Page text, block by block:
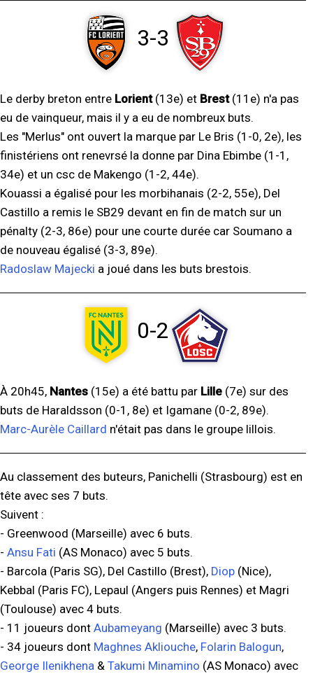
3-3
Le derby breton entre Lorient(13e) et Brest(11e) n'a pas
eu de vainqueur, mais il y a eu de nombreux buts.
Les "Merlus" ont ouvert la marque par Le Bris (1-0, 2e), les
finistériens ont renevrsé la donne par Dina Ebimbe (1-1,
34e) et un csc de Makengo (1-2, 44e).
Kouassi a égalisé pour les morbihanais (2-2, 55e), Del
Castillo a remis le SB29 devant en fin de match sur un
pénalty (2-3, 86e) pour une courte durée car Soumano a
de nouveau égalisé (3-3, 89e).
Radoslaw Majecki a joué dans les buts brestois.
0-2
À 20h45, Nantes (15e) a été battu par Lille (7e) sur des
buts de Haraldsson (0-1, 8e) et Igamane (0-2, 89e).
Marc-Aurèle Caillard n'était pas dans le groupe lillois.
Au classement des buteurs, Panichelli (Strasbourg) est en
tête avec ses 7 buts.
Suivent :
- Greenwood (Marseille) avec 6 buts.
- Ansu Fati (AS Monaco) avec 5 buts.
- Barcola (Paris SG), Del Castillo (Brest), Diop (Nice),
Kebbal (Paris FC), Lepaul (Angers puis Rennes) et Magri
(Toulouse) avec 4 buts.
- 11 joueurs dont Aubameyang (Marseille) avec 3 buts.
- 34 joueurs dont Maghnes Akliouche, Folarin Balogun,
George Ilenikhena & Takumi Minamino (AS Monaco) avec